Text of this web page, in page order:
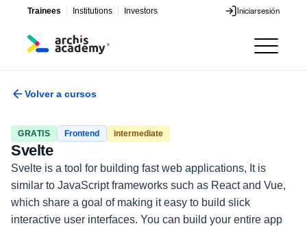
Trainees Institutions Investors Iniciarsesión
Volver a cursos
GRATIS Frontend intermediate
Svelte
Svelte is a tool for building fast web applications, It is
similar to JavaScript frameworks such as React and Vue,
which share a goal of making it easy to build slick
interactive user interfaces. You can build your entire app